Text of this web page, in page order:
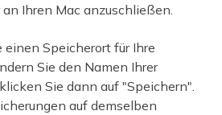
Ihren Mac anzuschließen.
einen Speicherort für Ihre
Sie den Namen Ihrer
Sie dann auf "Speichern".
auf demselben